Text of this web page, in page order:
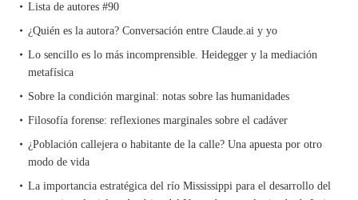
Lista de autores #90
¿Quién es la autora? Conversación entre Claude.ai y yo
Lo sencillo es lo más incomprensible. Heidegger y la mediación
metafísica
Sobre la condición marginal: notas sobre las humanidades
Filosofía forense: reflexiones marginales sobre el cadáver
¿Población callejera o habitante de la calle? Una apuesta por otro
modo de vida
La importancia estratégica del río Mississippi para el desarrollo del